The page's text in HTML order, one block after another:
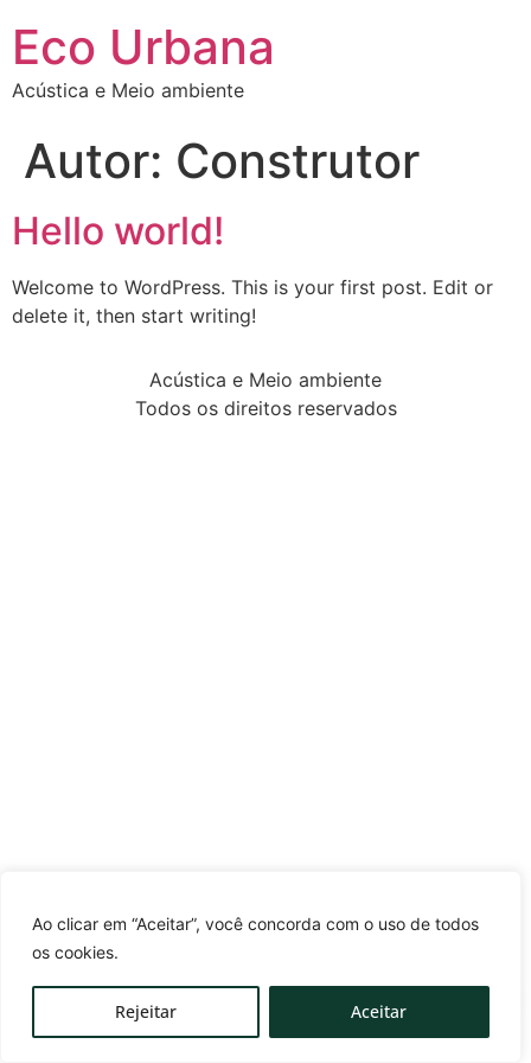
Ao clicar em “Aceitar”, você concorda com o uso de todos
os cookies.
Rejeitar Aceitar
Eco Urbana
Acústica e Meio ambiente
Autor: Construtor
Hello world!
Welcome to WordPress. This is your first post. Edit or
delete it, then start writing!
Acústica e Meio ambiente
Todos os direitos reservados